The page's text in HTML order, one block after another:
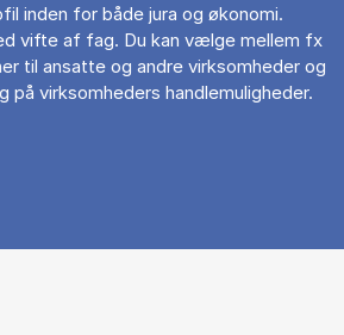
inden for både jura og økonomi.
vifte af fag. Du kan vælge mellem fx
til ansatte og andre virksomheder og
på virksomheders handlemuligheder.